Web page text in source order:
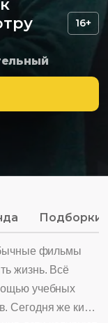
16+
Подборки
фильмы
жизнь. Всё
учебных
Сегодня же кино